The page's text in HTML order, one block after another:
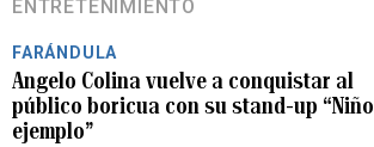
ENTRETENIMIENTO
FARÁNDULA
Angelo Colina vuelve a conquistar al
público boricua con su stand-up “Niño
ejemplo”